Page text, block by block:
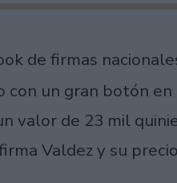
de firmas
con un gran botón
valor de 23 mil
Valdez y su